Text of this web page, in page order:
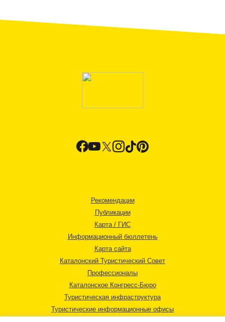
Рекомендации
Публикации
Карта / ГИС
Информационный бюллетень
Карта сайта
Каталонский Туристический Совет
Профессионалы
Каталонское Конгресс-Бюро
Туристическая инфраструктура
Туристические информационные офисы